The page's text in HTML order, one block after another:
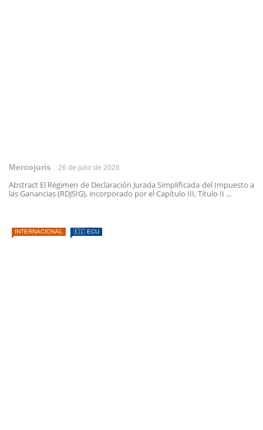
Mercojuris 26 de julio de 2026
Abstract El Régimen de Declaración Jurada Simplificada del Impuesto a
las Ganancias (RDJSIG), incorporado por el Capítulo III, Título II ...
INTERNACIONAL 🇪🇨 ECU